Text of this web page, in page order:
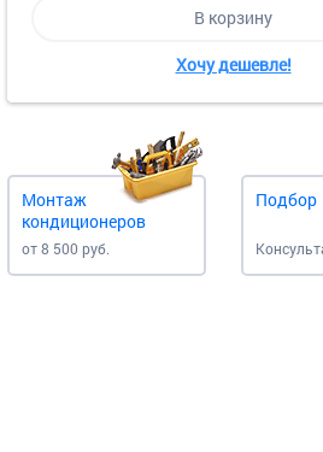
В корзину
Хочу дешевле!
Монтаж
кондиционеров
от 8 500 руб.
Подбор